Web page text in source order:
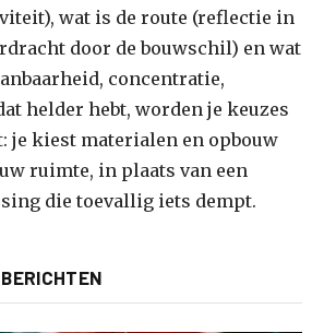
wat is de route (reflectie in
door de bouwschil) en wat
concentratie,
helder hebt, worden je keuzes
je kiest materialen en opbouw
ruimte, in plaats van een
die toevallig iets dempt.